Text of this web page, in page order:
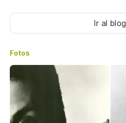
Ir al blog
Fotos